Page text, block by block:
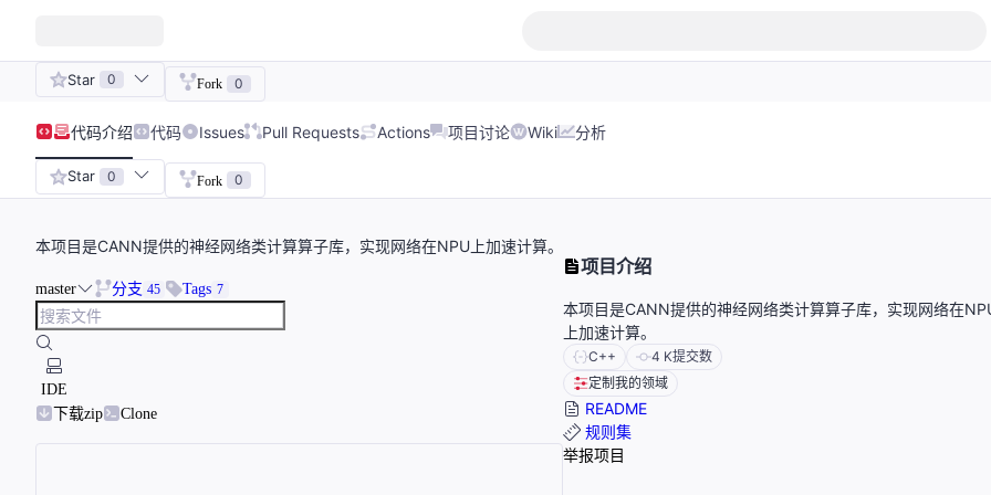
Star 0 Fork 0
代码介绍 代码 Issues Pull Requests Actions 项目讨论 Wiki 分析
Star 0 Fork 0
本项目是CANN提供的神经网络类计算算子库，实现网络在NPU上加速计算。
master 分支 45 Tags 7
IDE
下载zip
Clone
项目介绍
本项目是CANN提供的神经网络类计算算子库，实现网络在
上加速计算。
C++ 4 K提交数
定制我的领域
README
规则集
举报项目